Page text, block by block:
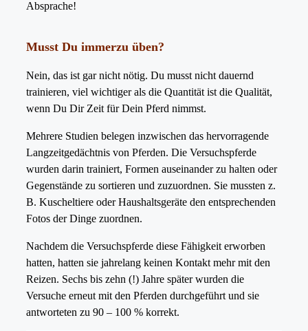
Absprache!
Musst Du immerzu üben?
Nein, das ist gar nicht nötig. Du musst nicht dauernd
trainieren, viel wichtiger als die Quantität ist die Qualität,
wenn Du Dir Zeit für Dein Pferd nimmst.
Mehrere Studien belegen inzwischen das hervorragende
Langzeitgedächtnis von Pferden. Die Versuchspferde
wurden darin trainiert, Formen auseinander zu halten oder
Gegenstände zu sortieren und zuzuordnen. Sie mussten z.
B. Kuscheltiere oder Haushaltsgeräte den entsprechenden
Fotos der Dinge zuordnen.
Nachdem die Versuchspferde diese Fähigkeit erworben
hatten, hatten sie jahrelang keinen Kontakt mehr mit den
Reizen. Sechs bis zehn (!) Jahre später wurden die
Versuche erneut mit den Pferden durchgeführt und sie
antworteten zu 90 – 100 % korrekt.